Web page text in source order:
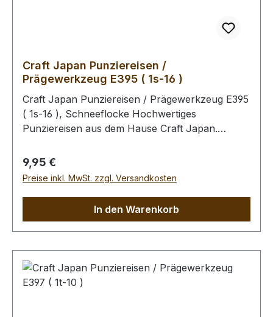
Craft Japan Punziereisen /
Prägewerkzeug E395 ( 1s-16 )
Craft Japan Punziereisen / Prägewerkzeug E395
( 1s-16 ), Schneeflocke Hochwertiges
Punziereisen aus dem Hause Craft Japan.
Serie an Punziereisen aus. Abmessungen: Breite:
9 mm, Länge: 9 mm Zum Punzieren des Leders
bitte die Oberfläche mit einem Schwamm und
muss saugfähig sein). Im Anschluss kann das
Leder gefärbt werden. Unabhängig davon, ob
abschliessend die Oberfläche mit unserem Leder
- Pflege - Finish zu behandeln (Oberfläche wird
schmutz- und wasserabweisend). Bitte benutzen
Regulärer Preis:
9,95 €
Preise inkl. MwSt. zzgl. Versandkosten
In den Warenkorb